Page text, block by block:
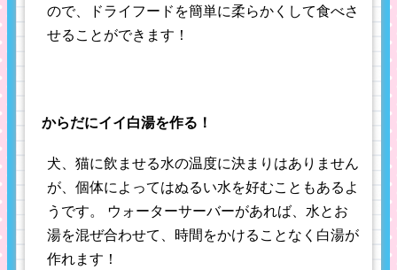
ので、ドライフードを簡単に柔らかくして食べさ
せることができます！
からだにイイ白湯を作る！
犬、猫に飲ませる水の温度に決まりはありません
が、個体によってはぬるい水を好むこともあるよ
うです。 ウォーターサーバーがあれば、水とお
湯を混ぜ合わせて、時間をかけることなく白湯が
作れます！